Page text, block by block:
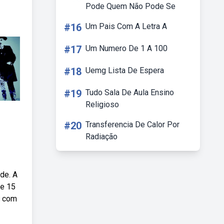
A
15
com
Pode Quem Não Pode Se
#16 Um Pais Com A Letra A
#17 Um Numero De 1 A 100
#18 Uemg Lista De Espera
#19 Tudo Sala De Aula Ensino
Religioso
#20 Transferencia De Calor Por
Radiação